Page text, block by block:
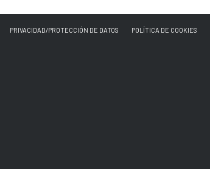
PRIVACIDAD/PROTECCIÓN DE DATOS POLÍTICA DE COOKIES